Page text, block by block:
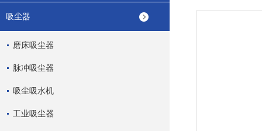
吸尘器
磨床吸尘器
脉冲吸尘器
吸尘吸水机
工业吸尘器